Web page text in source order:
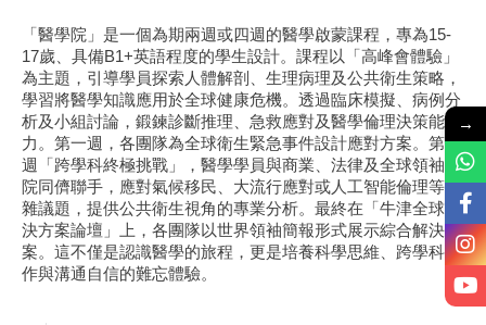
「醫學院」是一個為期兩週或四週的醫學啟蒙課程，專為15-
17歲、具備B1+英語程度的學生設計。課程以「高峰會體驗」
為主題，引導學員探索人體解剖、生理病理及公共衛生策略，
學習將醫學知識應用於全球健康危機。透過臨床模擬、病例分
析及小組討論，鍛鍊診斷推理、急救應對及醫學倫理決策能
力。第一週，各團隊為全球衛生緊急事件設計應對方案。第二
週「跨學科終極挑戰」，醫學學員與商業、法律及全球領袖學
院同儕聯手，應對氣候移民、大流行應對或人工智能倫理等複
雜議題，提供公共衛生視角的專業分析。最終在「牛津全球解
決方案論壇」上，各團隊以世界領袖簡報形式展示綜合解決方
案。這不僅是認識醫學的旅程，更是培養科學思維、跨學科協
作與溝通自信的難忘體驗。
→